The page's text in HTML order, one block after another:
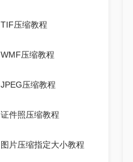
TIF压缩教程
WMF压缩教程
JPEG压缩教程
证件照压缩教程
图片压缩指定大小教程